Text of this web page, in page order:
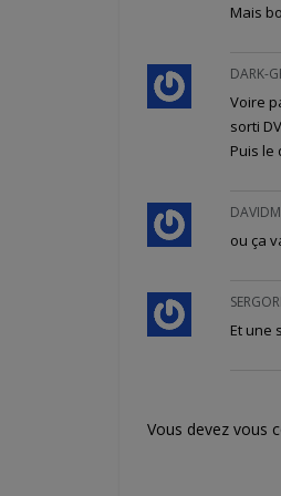
Mais
DARK-
Voire
sorti
Puis le
ou ça
Et une
Vous devez vous